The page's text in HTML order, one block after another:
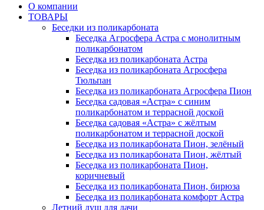
О компании
ТОВАРЫ
Беседки из поликарбоната
Беседка Агросфера Астра с монолитным
поликарбонатом
Беседка из поликарбоната Астра
Беседка из поликарбоната Агросфера
Тюльпан
Беседка из поликарбоната Агросфера Пион
Беседка садовая «Астра» с синим
поликарбонатом и террасной доской
Беседка садовая «Астра» с жёлтым
поликарбонатом и террасной доской
Беседка из поликарбоната Пион, зелёный
Беседка из поликарбоната Пион, жёлтый
Беседка из поликарбоната Пион,
коричневый
Беседка из поликарбоната Пион, бирюза
Беседка из поликарбоната комфорт Астра
Летний душ для дачи